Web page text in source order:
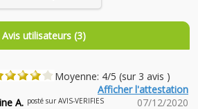
Avis utilisateurs (3)
Moyenne: 4/5 (sur 3 avis )
Afficher l'attestation
A. posté sur AVIS-VERIFIES
07/12/2020